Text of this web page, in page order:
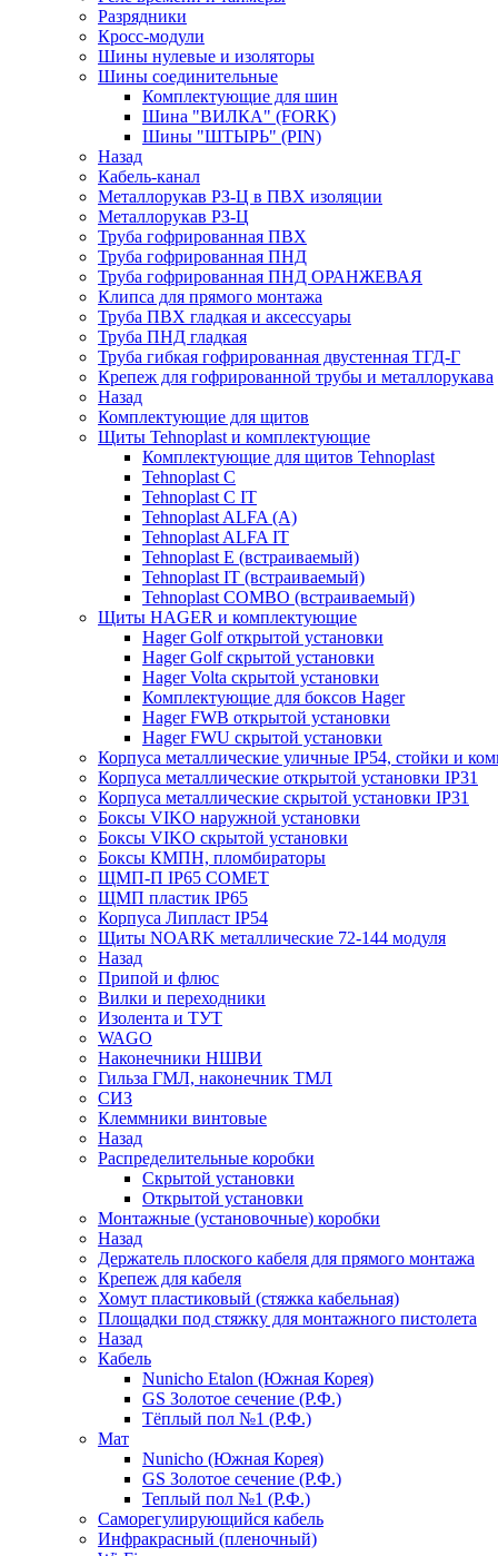
Разрядники
Кросс-модули
Шины нулевые и изоляторы
Шины соединительные
Комплектующие для шин
Шина "ВИЛКА" (FORK)
Шины "ШТЫРЬ" (PIN)
Назад
Кабель-канал
Металлорукав РЗ-Ц в ПВХ изоляции
Металлорукав РЗ-Ц
Труба гофрированная ПВХ
Труба гофрированная ПНД
Труба гофрированная ПНД ОРАНЖЕВАЯ
Клипса для прямого монтажа
Труба ПВХ гладкая и аксессуары
Труба ПНД гладкая
Труба гибкая гофрированная двустенная ТГД-Г
Крепеж для гофрированной трубы и металлорукава
Назад
Комплектующие для щитов
Щиты Tehnoplast и комплектующие
Комплектующие для щитов Tehnoplast
Tehnoplast C
Tehnoplast C IT
Tehnoplast ALFA (А)
Tehnoplast ALFA IT
Tehnoplast E (встраиваемый)
Tehnoplast IT (встраиваемый)
Tehnoplast COMBO (встраиваемый)
Щиты HAGER и комплектующие
Hager Golf открытой установки
Hager Golf скрытой установки
Hager Volta скрытой установки
Комплектующие для боксов Hager
Hager FWB открытой установки
Hager FWU скрытой установки
Корпуса металлические уличные IP54, стойки и
Корпуса металлические открытой установки IP31
Корпуса металлические скрытой установки IP31
Боксы VIKO наружной установки
Боксы VIKO скрытой установки
Боксы КМПН, пломбираторы
ЩМП-П IP65 COMET
ЩМП пластик IP65
Корпуса Липласт IP54
Щиты NOARK металлические 72-144 модуля
Назад
Припой и флюс
Вилки и переходники
Изолента и ТУТ
WAGO
Наконечники НШВИ
Гильза ГМЛ, наконечник ТМЛ
СИЗ
Клеммники винтовые
Назад
Распределительные коробки
Скрытой установки
Открытой установки
Монтажные (установочные) коробки
Назад
Держатель плоского кабеля для прямого монтажа
Крепеж для кабеля
Хомут пластиковый (стяжка кабельная)
Площадки под стяжку для монтажного пистолета
Назад
Кабель
Nunicho Etalon (Южная Корея)
GS Золотое сечение (Р.Ф.)
Тёплый пол №1 (Р.Ф.)
Мат
Nunicho (Южная Корея)
GS Золотое сечение (Р.Ф.)
Теплый пол №1 (Р.Ф.)
Саморегулирующийся кабель
Инфракрасный (пленочный)